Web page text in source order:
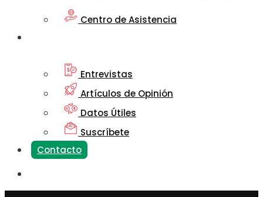
Centro de Asistencia
Entrevistas
Artículos de Opinión
Datos Útiles
Suscríbete
Contacto